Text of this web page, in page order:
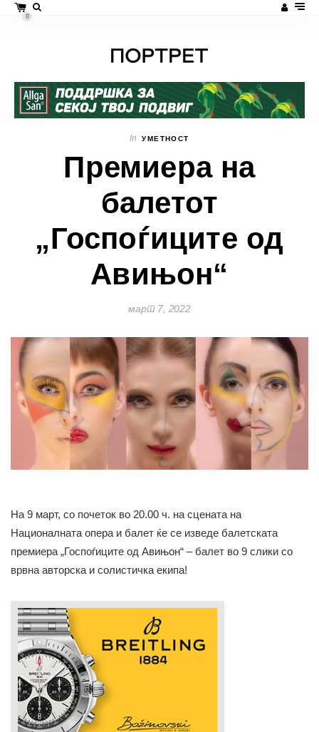
0
In УМЕТНОСТ
Премиера на
балетот
„Госпоѓиците од
Авињон“
март 7, 2022
На 9 март, со почеток во 20.00 ч. на сцената на
Националната опера и балет ќе се изведе балетската
премиера „Госпоѓиците од Авињон“ – балет во 9 слики со
врвна авторска и солистичка екипа!